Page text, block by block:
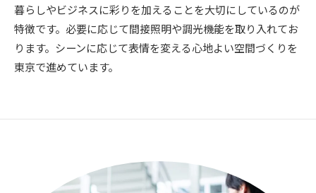
暮らしやビジネスに彩りを加えることを大切にしているのが
特徴です。必要に応じて間接照明や調光機能を取り入れてお
ります。シーンに応じて表情を変える心地よい空間づくりを
東京で進めています。